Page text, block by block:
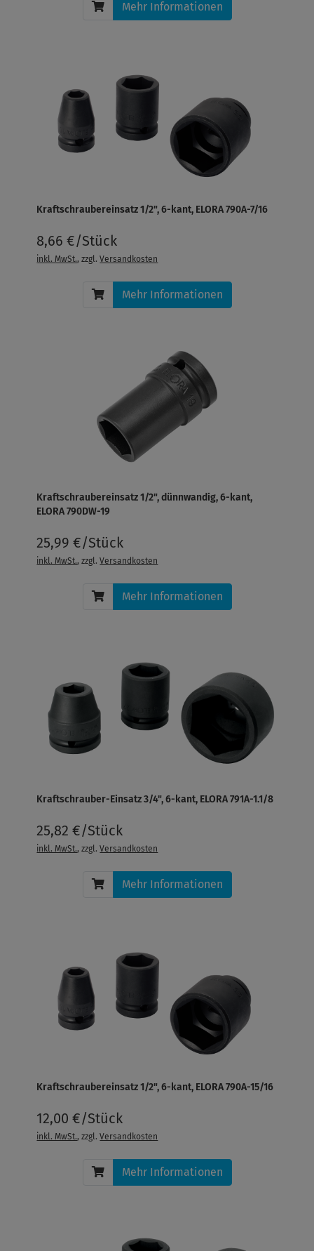
Mehr Informationen
Kraftschraubereinsatz 1/2", 6-kant, ELORA 790A-7/16
8,66 €/Stück
inkl. MwSt., zzgl.Versandkosten
Mehr Informationen
Kraftschraubereinsatz 1/2", dünnwandig, 6-kant,
ELORA 790DW-19
25,99 €/Stück
inkl. MwSt., zzgl.Versandkosten
Mehr Informationen
Kraftschrauber-Einsatz 3/4", 6-kant, ELORA 791A-1.1/8
25,82 €/Stück
inkl. MwSt., zzgl.Versandkosten
Mehr Informationen
Kraftschraubereinsatz 1/2", 6-kant, ELORA 790A-15/16
12,00 €/Stück
inkl. MwSt., zzgl.Versandkosten
Mehr Informationen